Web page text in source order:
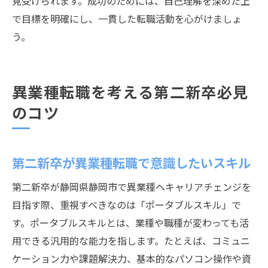
で目標を明確にし、一貫した転職活動を心がけましょ
う。
異業種転職を考える第二新卒必見
のコツ
第二新卒が異業種転職で意識したいスキル
第二新卒が静岡県静岡市で異業種へキャリアチェンジを
目指す際、重視すべきなのは「ポータブルスキル」で
す。ポータブルスキルとは、業種や職種が変わっても活
用できる汎用的な能力を指します。たとえば、コミュニ
ケーション力や課題解決力、基本的なパソコン操作や資